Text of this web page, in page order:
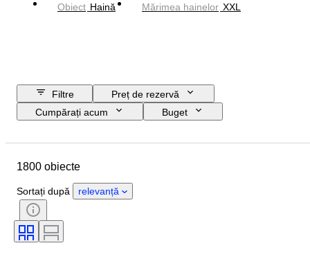
Obiect Haină Mărimea hainelor XXL
Filtre
Preț de rezervă
Cumpărați acum
Buget
Țara de Proveniență
Stare
Stil
Culoare
Mărimea hainelor
Eră
1800 obiecte
Sortați după relevanță